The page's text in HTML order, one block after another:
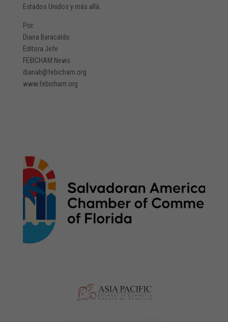
Estados Unidos y más allá.
Por:
Diana Baracaldo
Editora Jefe
FEBICHAM News
dianab@febicham.org
www.febicham.org